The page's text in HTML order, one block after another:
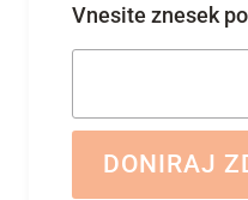
Vnesite znesek
DONIRAJ